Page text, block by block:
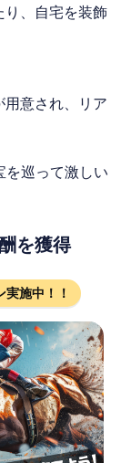
り、自宅を装飾
意され、リア
を巡って激しい
を獲得
実施中！！